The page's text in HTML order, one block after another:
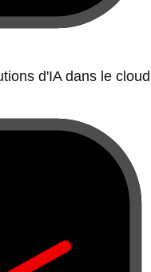
d'IA dans le cloud